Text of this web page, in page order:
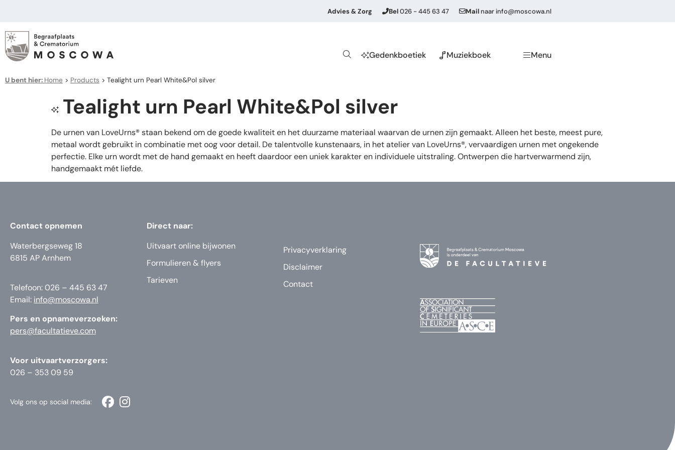
Advies & Zorg Bel026 - 445 63 47 Mail naarinfo@moscowa.nl
Gedenkboetiek Muziekboek Menu
U bent hier: Home > Products > Tealight urn Pearl White&Pol silver
Tealight urn Pearl White&Pol silver
De urnen van LoveUrns® staan bekend om de goede kwaliteit en het duurzame materiaal waarvan de urnen zijn gemaakt. Alleen het beste, meest pure,
metaal wordt gebruikt in combinatie met oog voor detail. De talentvolle kunstenaars, in het atelier van LoveUrns®, vervaardigen urnen met ongekende
perfectie. Elke urn wordt met de hand gemaakt en heeft daardoor een uniek karakter en individuele uitstraling. Ontwerpen die hartverwarmend zijn,
handgemaakt mét liefde.
Contact opnemen
Waterbergseweg 18
6815 AP Arnhem
Telefoon: 026 – 445 63 47
Email: info@moscowa.nl
Pers en opnameverzoeken:
pers@facultatieve.com
Voor uitvaartverzorgers:
026 – 353 09 59
Direct naar:
Uitvaart online bijwonen
Formulieren & flyers
Tarieven
Privacyverklaring
Disclaimer
Contact
Volg ons op social media: